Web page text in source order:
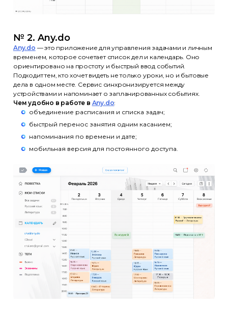
№ 2. Any.do
Any.do — это приложение для управления задачами и личным
временем, которое сочетает список дел и календарь. Оно
ориентировано на простоту и быстрый ввод событий.
Подходит тем, кто хочет видеть не только уроки, но и бытовые
дела в одном месте. Сервис синхронизируется между
устройствами и напоминает о запланированных событиях.
Чем удобно в работе в Any.do:
объединение расписания и списка задач;
быстрый перенос занятия одним касанием;
напоминания по времени и дате;
мобильная версия для постоянного доступа.